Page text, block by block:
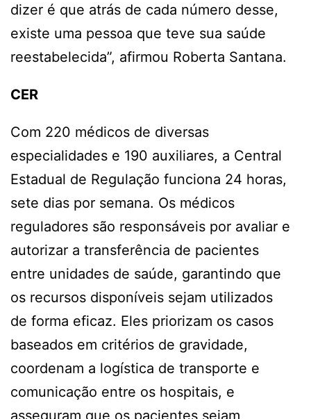
dizer é que atrás de cada número desse,
existe uma pessoa que teve sua saúde
reestabelecida”, afirmou Roberta Santana.
CER
Com 220 médicos de diversas
especialidades e 190 auxiliares, a Central
Estadual de Regulação funciona 24 horas,
sete dias por semana. Os médicos
reguladores são responsáveis por avaliar e
autorizar a transferência de pacientes
entre unidades de saúde, garantindo que
os recursos disponíveis sejam utilizados
de forma eficaz. Eles priorizam os casos
baseados em critérios de gravidade,
coordenam a logística de transporte e
comunicação entre os hospitais, e
asseguram que os pacientes sejam